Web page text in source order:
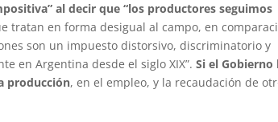
al decir que “los productores seguimos
tratan en forma desigual al campo, en
son un impuesto distorsivo, discriminatorio y
en Argentina desde el siglo XIX”.Si el Gobierno
producción, en el empleo, y la recaudación de